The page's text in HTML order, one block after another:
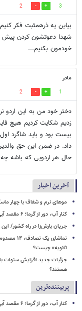
3
2
بیاین یه ذرهمثبت فکر
شهدا دعوتشون کردن پیش
خودمون بکنیم...
مادر
1
2
زدیم شکایت کردیم هیچ
داد. در ضمن این حق
حال هر اردویی که باشه
آخرین اخبار
موهای نرم و شفاف با چهار
کنار آب، دور از گرما؛ ۶ مقصد آبی/ بهترین دریاچه‌های نزدیک تهران
جریان بارش‌زا در راه کشور/ این
تماشای
ثانویه» چیست؟
جزئیات جدید افزایش سنوات
هستند؟
پربیننده‌ترین
کنار آب، دور از گرما؛ ۶ مقصد آبی/ بهترین دریاچه‌های نزدیک تهران